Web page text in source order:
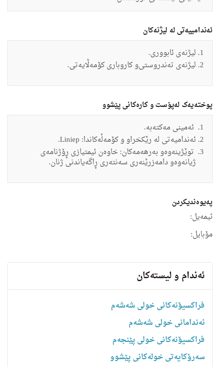
ئەندامییەتی لە لیژنەکان
لیژنه‌ى ئابوورى.
لیژنه‌ى ته‌ندروستى‌و كاروبارى كۆمه‌ڵایه‌تى.
پوختەیەک لەپۆست و کارەکانی پێشوو
ئه‌مینى مه‌كته‌به‌.
ئه‌ندامیه‌تى له‌ رێكخرا‌و و كۆمه‌ڵه‌كاندا: Liniep.
توێژینه‌وه‌‌و به‌رهه‌مه‌كان: خاوه‌ن ئیمتیازى ڕۆژنامه‌ى
ژیانه‌وه‌‌و دامه‌زرێنه‌رى سه‌نته‌رى ڕاگه‌یاندنى ژنان.
په‌یوه‌ندیكردن
ئیمه‌یل:
مۆبایل:
ئه‌ندام و لیسته‌كان
فراکسیۆنەکانی خولی شەشەم
ئەندامانی خولی شەشەم
فراکسیۆنەکانی خولی پێنجەم
سه‌رۆكایه‌تی خولەکانی پێشوو